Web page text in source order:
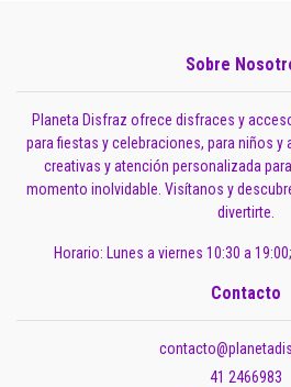
Sobre
Planeta Disfraz ofrece disfraces y
para fiestas y celebraciones, para niños y
creativas y atención personalizada
momento inolvidable. Visítanos y
divertirte.
Horario: Lunes a viernes 10:30 a
Contacto
41 2466983